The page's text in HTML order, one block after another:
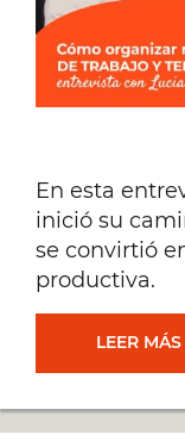
En esta
inició su
se convirtió
productiva.
LEER MÁS